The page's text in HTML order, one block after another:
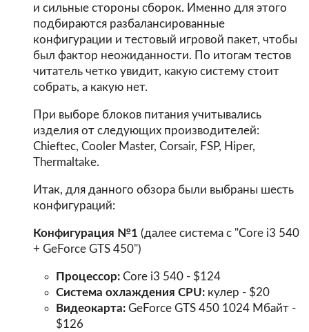
и сильные стороны сборок. Именно для этого
подбираются разбалансированные
конфигурации и тестовый игровой пакет, чтобы
был фактор неожиданности. По итогам тестов
читатель четко увидит, какую систему стоит
собрать, а какую нет.
При выборе блоков питания учитывались
изделия от следующих производителей:
Chieftec, Cooler Master, Corsair, FSP, Hiper,
Thermaltake.
Итак, для данного обзора были выбраны шесть
конфигураций:
Конфигурация №1 (далее система с "Core i3 540
+ GeForce GTS 450")
Процессор: Core i3 540 - $124
Система охлаждения CPU: кулер - $20
Видеокарта: GeForce GTS 450 1024 Мбайт -
$126